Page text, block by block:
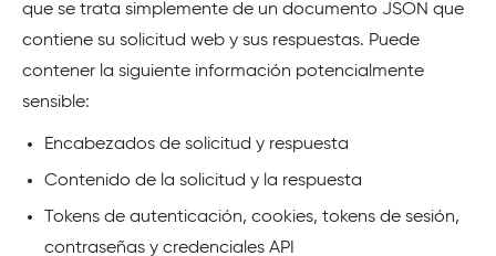
que se trata simplemente de un documento JSON que
contiene su solicitud web y sus respuestas. Puede
contener la siguiente información potencialmente
sensible:
Encabezados de solicitud y respuesta
Contenido de la solicitud y la respuesta
Tokens de autenticación, cookies, tokens de sesión,
contraseñas y credenciales API